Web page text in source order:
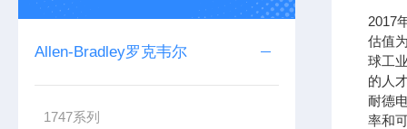
Allen-Bradley罗克韦尔
1747系列
2017
估值
球工
的人
耐德
率和